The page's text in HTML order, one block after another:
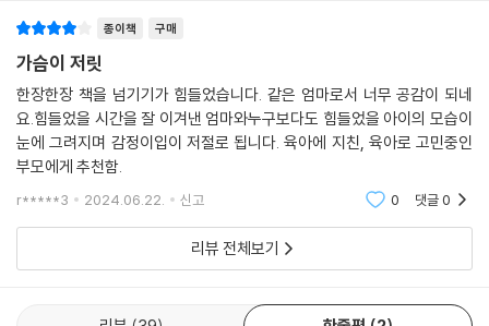
라는 쌀 한 톨에 집중하며 살아가야 한다. 내 아이에게 필요한 것은 지금 이
순간에 집중하는 힘이지, 언젠가 올지 모르는 미래에 대한 막연한 기대가
아니다.”
--- p.247
“한때 거대한 운명의 수레바퀴에 끼어 애쓰지 않아도 되는 시간을 허비했
다고 생각했다. 하지만 오늘, 나는 눈물보다는 미소로 그 시간들을 보려 한
다. 멈추었던 것들은 그 나름의 이유를 지니고, 언젠가는 멈춤을 끝내고 다
시 굴러갈 것이다. 굴을 파고 반대편으로 나온 것은 아이만이 아니다. 나 또
한 새로운 세상을 눈앞에 두고 있다. 앞으로 펼쳐질 아이의 도전과 실패들
을 응원하며, 언제나 같았지만 전혀 새롭게 다가온 소중한 나의 삶을 위해
‘아이야, 약속해주겠니? 혼자라고 생각하지 않기.’
자신의 내면을 깊이 들여다본 한 엄마의 감동적인 자기 탐색
최근 우울증, 불안장애, 무기력, 강박, 틱 증상으로 어려움을 겪는 아이들
이 나날이 많아지고 있다. 특히 코로나 시기 이후, 위클래스 ‘부적응’ 상담
이 320만 건에 육박하는 등 외로움과 우울감을 호소하는 아이들의 비율이
크게 높아졌으며, 스마트폰 과몰입과 게임 중독은 심각한 수준으로 향하는
중이다.
니다. 지나친 교육열, 과도한 경쟁, 또래 집단에서의 소외, 학교 부적응 등
종이책 구매
가슴이 저릿
한장한장 책을 넘기기가 힘들었습니다. 같은 엄마로서 너무 공감이 되네
요.힘들었을 시간을 잘 이겨낸 엄마와누구보다도 힘들었을 아이의 모습이
눈에 그려지며 감정이입이 저절로 됩니다. 육아에 지친, 육아로 고민중인
부모에게 추천함.
r*****3 2024.06.22. 신고 0 댓글0
리뷰 전체보기